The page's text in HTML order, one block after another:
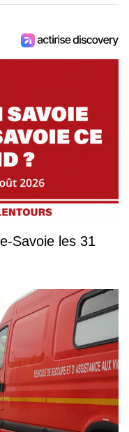
Savoie les 31